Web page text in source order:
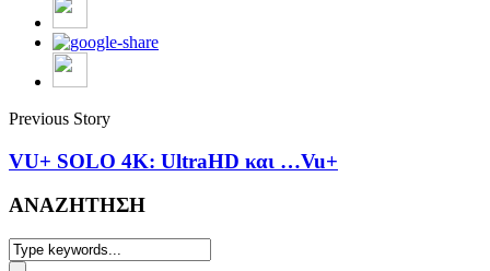
Previous Story
VU+ SOLO 4K: UltraHD και …Vu+
ΑΝΑΖΗΤΗΣΗ